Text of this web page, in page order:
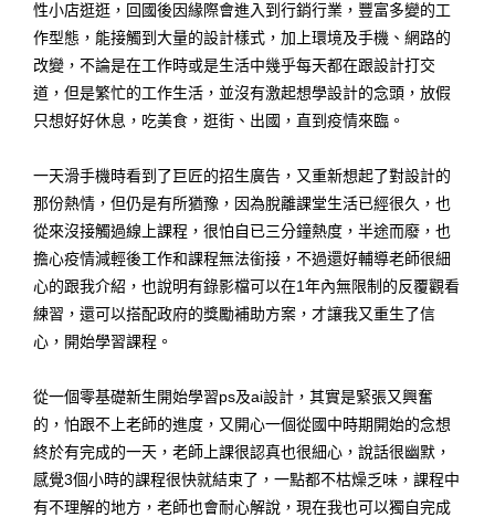
性小店逛逛，回國後因緣際會進入到行銷行業，豐富多變的工
作型態，能接觸到大量的設計樣式，加上環境及手機、網路的
改變，不論是在工作時或是生活中幾乎每天都在跟設計打交
道，但是繁忙的工作生活，並沒有激起想學設計的念頭，放假
只想好好休息，吃美食，逛街、出國，直到疫情來臨。
一天滑手機時看到了巨匠的招生廣告，又重新想起了對設計的
那份熱情，但仍是有所猶豫，因為脫離課堂生活已經很久，也
從來沒接觸過線上課程，很怕自已三分鐘熱度，半途而廢，也
擔心疫情減輕後工作和課程無法銜接，不過還好輔導老師很細
心的跟我介紹，也說明有錄影檔可以在1年內無限制的反覆觀看
練習，還可以搭配政府的獎勵補助方案，才讓我又重生了信
心，開始學習課程。
從一個零基礎新生開始學習ps及ai設計，其實是緊張又興奮
的，怕跟不上老師的進度，又開心一個從國中時期開始的念想
終於有完成的一天，老師上課很認真也很細心，說話很幽默，
感覺3個小時的課程很快就結束了，一點都不枯燥乏味，課程中
有不理解的地方，老師也會耐心解說，現在我也可以獨自完成